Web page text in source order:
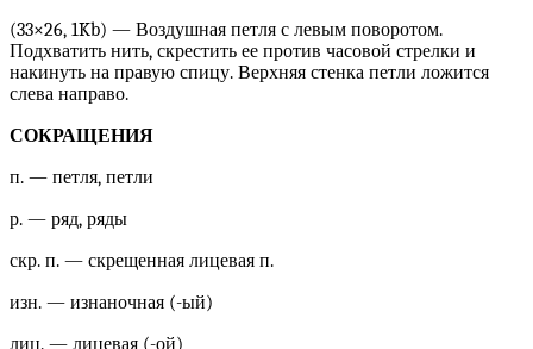
(33×26, 1Kb) — Воздушная петля с левым поворотом.
Подхватить нить, скрестить ее против часовой стрелки и
накинуть на правую спицу. Верхняя стенка петли ложится
слева направо.
СОКРАЩЕНИЯ
п. — петля, петли
р. — ряд, ряды
скр. п. — скрещенная лицевая п.
изн. — изнаночная (-ый)
лиц. — лицевая (-ой)